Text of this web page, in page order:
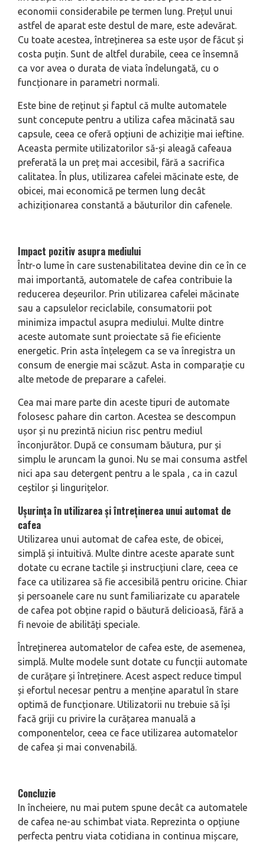
economii considerabile pe termen lung. Prețul unui
astfel de aparat este destul de mare, este adevărat.
Cu toate acestea, întreținerea sa este ușor de făcut și
costa puțin. Sunt de altfel durabile, ceea ce însemnă
ca vor avea o durata de viata îndelungată, cu o
funcționare in parametri normali.
Este bine de reținut și faptul că multe automatele
sunt concepute pentru a utiliza cafea măcinată sau
capsule, ceea ce oferă opțiuni de achiziție mai ieftine.
Aceasta permite utilizatorilor să-și aleagă cafeaua
preferată la un preț mai accesibil, fără a sacrifica
calitatea. În plus, utilizarea cafelei măcinate este, de
obicei, mai economică pe termen lung decât
achiziționarea constantă a băuturilor din cafenele.
Impact pozitiv asupra mediului
Într-o lume în care sustenabilitatea devine din ce în ce
mai importantă, automatele de cafea contribuie la
reducerea deșeurilor. Prin utilizarea cafelei măcinate
sau a capsulelor reciclabile, consumatorii pot
minimiza impactul asupra mediului. Multe dintre
aceste automate sunt proiectate să fie eficiente
energetic. Prin asta înțelegem ca se va înregistra un
consum de energie mai scăzut. Asta in comparație cu
alte metode de preparare a cafelei.
Cea mai mare parte din aceste tipuri de automate
folosesc pahare din carton. Acestea se descompun
ușor și nu prezintă niciun risc pentru mediul
înconjurător. După ce consumam băutura, pur și
simplu le aruncam la gunoi. Nu se mai consuma astfel
nici apa sau detergent pentru a le spala , ca in cazul
ceștilor și lingurițelor.
Ușurința în utilizarea și întreținerea unui automat de
cafea
Utilizarea unui automat de cafea este, de obicei,
simplă și intuitivă. Multe dintre aceste aparate sunt
dotate cu ecrane tactile și instrucțiuni clare, ceea ce
face ca utilizarea să fie accesibilă pentru oricine. Chiar
și persoanele care nu sunt familiarizate cu aparatele
de cafea pot obține rapid o băutură delicioasă, fără a
fi nevoie de abilități speciale.
Întreținerea automatelor de cafea este, de asemenea,
simplă. Multe modele sunt dotate cu funcții automate
de curățare și întreținere. Acest aspect reduce timpul
și efortul necesar pentru a menține aparatul în stare
optimă de funcționare. Utilizatorii nu trebuie să își
facă griji cu privire la curățarea manuală a
componentelor, ceea ce face utilizarea automatelor
de cafea și mai convenabilă.
Concluzie
In încheiere, nu mai putem spune decât ca automatele
de cafea ne-au schimbat viata. Reprezinta o opțiune
perfecta pentru viata cotidiana in continua mișcare,